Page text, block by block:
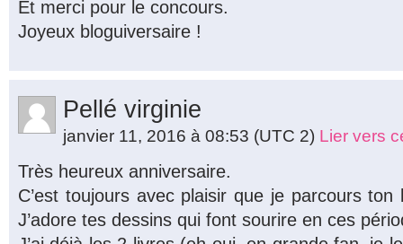
Et merci pour le concours.
Joyeux bloguiversaire !
Pellé virginie
janvier 11, 2016 à 08:53 (UTC 2) Lier vers
Très heureux anniversaire.
C’est toujours avec plaisir que je parcours
J’adore tes dessins qui font sourire en ces